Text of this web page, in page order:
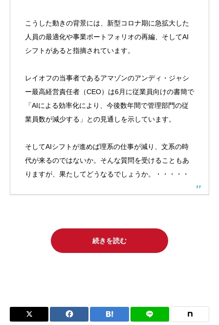
こうした動きの背景には、新型コロナ期に急拡大した
人員の最適化や事業ポートフォリオの再編、そしてAI
シフトがあると指摘されています。
レイオフの当事者であるアマゾンのアンディ・ジャシ
ー最高経営責任者（CEO）は6月に従業員向けの書簡で
「AIによる効率化により、今後数年間で管理部門の従
業員数が減少する」との見通しを示しています。
そしてAIシフトが進めば理系の仕事が減り、文系の時
代が来るのではないか。そんな質問を受けることもあ
りますが、果たしてどうなるでしょうか。
・・・・・
続きを読む